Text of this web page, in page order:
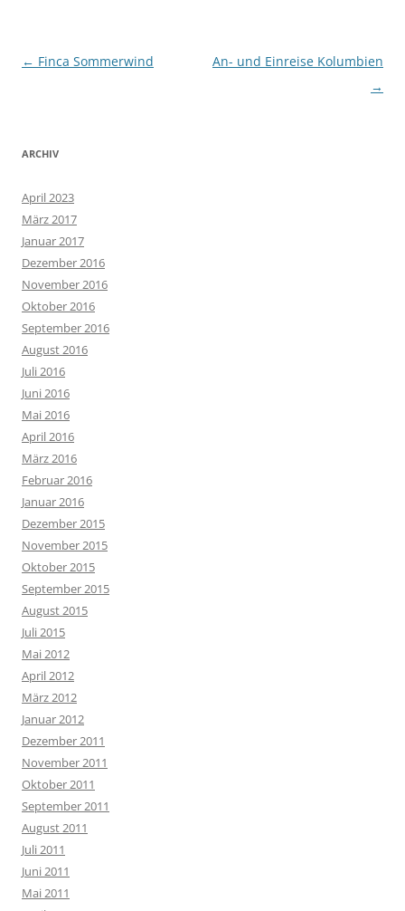
Beitragsnavigation
← Finca Sommerwind
An- und Einreise Kolumbien
→
ARCHIV
April 2023
März 2017
Januar 2017
Dezember 2016
November 2016
Oktober 2016
September 2016
August 2016
Juli 2016
Juni 2016
Mai 2016
April 2016
März 2016
Februar 2016
Januar 2016
Dezember 2015
November 2015
Oktober 2015
September 2015
August 2015
Juli 2015
Mai 2012
April 2012
März 2012
Januar 2012
Dezember 2011
November 2011
Oktober 2011
September 2011
August 2011
Juli 2011
Juni 2011
Mai 2011